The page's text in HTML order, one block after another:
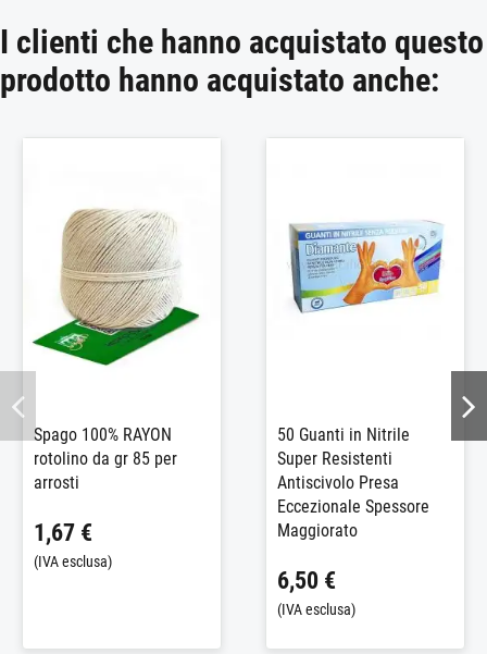
I clienti che hanno acquistato questo
prodotto hanno acquistato anche:
Spago 100% RAYON
rotolino da gr 85 per
arrosti
1,67 €
(IVA esclusa)
50 Guanti in Nitrile
Super Resistenti
Antiscivolo Presa
Eccezionale Spessore
Maggiorato
6,50 €
(IVA esclusa)